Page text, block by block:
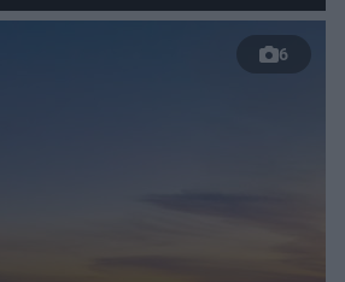
Świętokrzyskich
6